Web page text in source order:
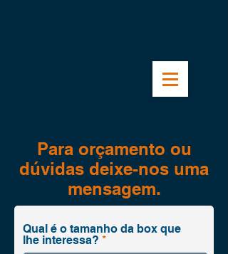
Para orçamento ou
dúvidas deixe-nos uma
mensagem.
Qual é o tamanho da box que
lhe interessa?